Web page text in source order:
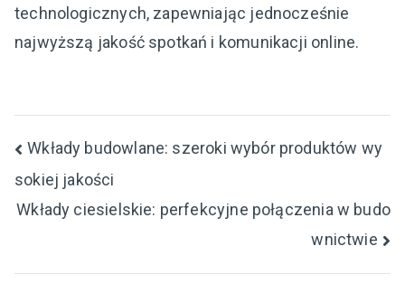
technologicznych, zapewniając jednocześnie
najwyższą jakość spotkań i komunikacji online.
Nawigacja
wpisu
Wkłady budowlane: szeroki wybór produktów wy
sokiej jakości
Wkłady ciesielskie: perfekcyjne połączenia w budo
wnictwie